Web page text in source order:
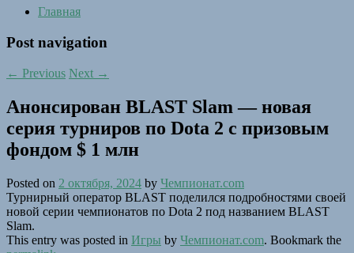
Главная
Post navigation
← Previous Next →
Анонсирован BLAST Slam — новая
серия турниров по Dota 2 с призовым
фондом $ 1 млн
Posted on 2 октября, 2024 by Чемпионат.com
Турнирный оператор BLAST поделился подробностями своей
новой серии чемпионатов по Dota 2 под названием BLAST
Slam.
This entry was posted in Игры by Чемпионат.com. Bookmark the